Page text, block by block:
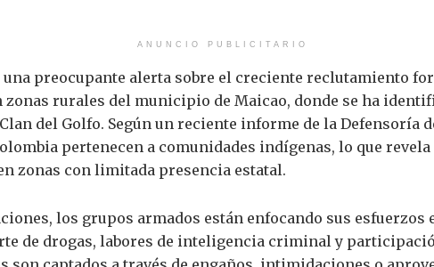
ANUNCIO PUBLICITARIO
preocupante alerta sobre el creciente reclutamiento
zonas rurales del municipio de Maicao, donde se ha
del Golfo. Según un reciente informe de la Defensoría
pertenecen a comunidades indígenas, lo que
zonas con limitada presencia estatal.
los grupos armados están enfocando sus esfuerzos
de drogas, labores de inteligencia criminal y